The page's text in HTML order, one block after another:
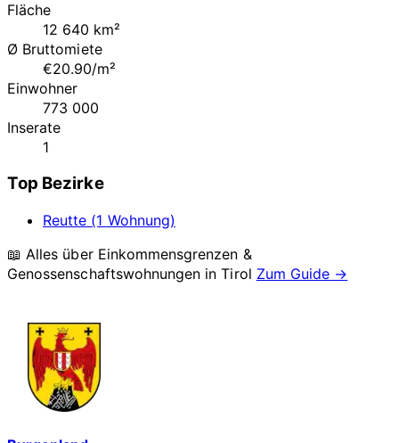
Fläche
12 640 km²
Ø Bruttomiete
€20.90/m²
Einwohner
773 000
Inserate
1
Top Bezirke
Reutte (1 Wohnung)
📖 Alles über Einkommensgrenzen &
Genossenschaftswohnungen inTirol Zum Guide →